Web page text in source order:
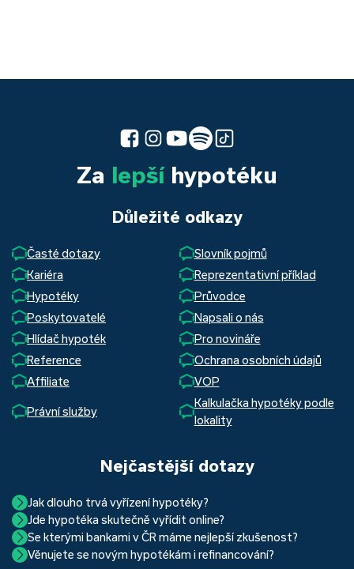
Za lepšíhypotéku
Důležité odkazy
Časté dotazy
Slovník pojmů
Kariéra
Reprezentativní příklad
Hypotéky
Průvodce
Poskytovatelé
Napsali o nás
Hlídač hypoték
Pro novináře
Reference
Ochrana osobních údajů
Affiliate
VOP
Právní služby
Kalkulačka hypotéky podle
lokality
Nejčastější dotazy
Jak dlouho trvá vyřízení hypotéky?
Hypotéka se dá zvládnout za měsíc i za tři. Nejčastěji její
uzavření trvá okolo 2 měsíců. Důvodem je především
schvalovací proces na straně bank. Existuje však řada cest,
Jde hypotéka skutečně vyřídit online?
Ano, skutečně jde. Díky moderním technologiím, které
používáme, již do banky při vyřizování hypotéky skutečně
Se kterými bankami v ČR máme nejlepší zkušenost?
Nejvíce proklientská je určitě Hypoteční banka. Svou
Věnujete se novým hypotékám i refinancování?